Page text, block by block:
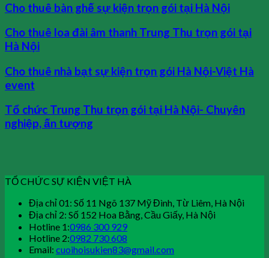
Cho thuê bàn ghế sự kiện trọn gói tại Hà Nội
Cho thuê loa đài âm thanh Trung Thu trọn gói tại
Hà Nội
Cho thuê nhà bạt sự kiện trọn gói Hà Nội-Việt Hà
event
Tổ chức Trung Thu trọn gói tại Hà Nội- Chuyên
nghiệp, ấn tượng
TỔ CHỨC SỰ KIỆN VIỆT HÀ
Địa chỉ 01: Số 11 Ngõ 137 Mỹ Đình, Từ Liêm, Hà Nội
Địa chỉ 2: Số 152 Hoa Bằng, Cầu Giấy, Hà Nội
Hotline 1:0986 300 929
Hotline 2:0982 730 608
Email: cuoihoisukien83@gmail.com